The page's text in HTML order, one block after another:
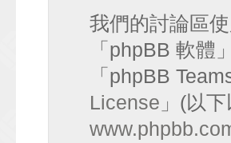
我們的討論區
「phpBB 軟體
「phpBB
License 」(以